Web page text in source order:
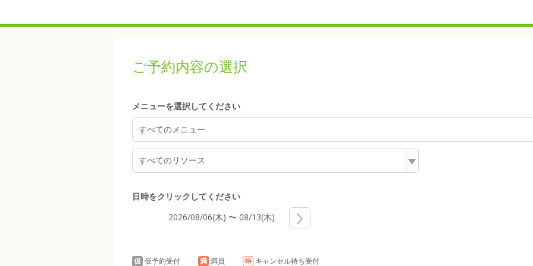
ご予約内容の選択
メニューを選択してください
すべてのメニュー
すべてのリソース
日時をクリックしてください
2026/08/06(木) 〜 08/13(木)
仮 仮予約受付 満 満員 待 キャンセル待ち受付
3:00